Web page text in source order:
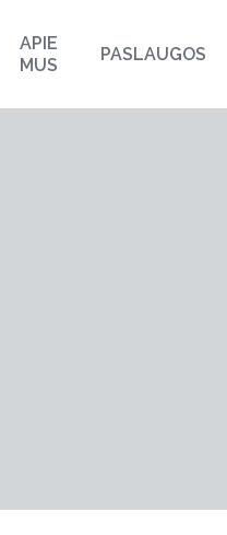
APIE
MUS
PASLAUGOS